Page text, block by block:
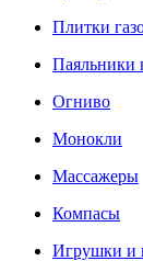
Плитки
Паяльники
Огниво
Монокли
Массажеры
Компасы
Игрушки и